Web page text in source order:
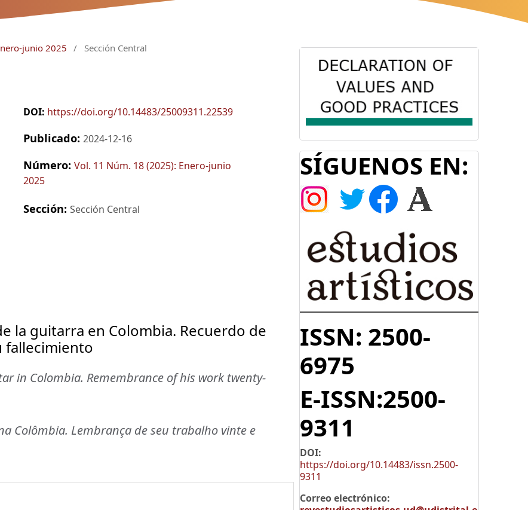
junio 2025 / Sección Central
DOI: https://doi.org/10.14483/25009311.22539
Publicado: 2024-12-16
Número: Vol. 11 Núm. 18 (2025): Enero-junio
2025
Sección: Sección Central
la guitarra en Colombia. Recuerdo de
fallecimiento
in Colombia. Remembrance of his work twenty-
Colômbia. Lembrança de seu trabalho vinte e
SÍGUENOS EN:
ISSN: 2500-
6975
E-ISSN:2500-
9311
DOI:
https://doi.org/10.14483/issn.2500-
9311
Correo electrónico: